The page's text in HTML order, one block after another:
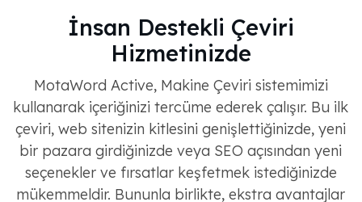
İnsan Destekli Çeviri
Hizmetinizde
MotaWord Active, Makine Çeviri sistemimizi
kullanarak içeriğinizi tercüme ederek çalışır. Bu ilk
çeviri, web sitenizin kitlesini genişlettiğinizde, yeni
bir pazara girdiğinizde veya SEO açısından yeni
seçenekler ve fırsatlar keşfetmek istediğinizde
mükemmeldir. Bununla birlikte, ekstra avantajlar